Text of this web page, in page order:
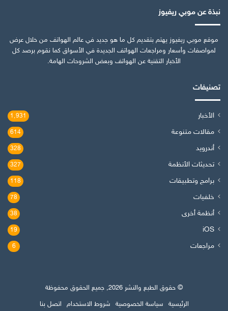
نبذة عن موبي ريفيوز
موقع موبي ريفيوز يهتم بتقديم كل ما هو جديد في عالم الهواتف من خلال عرض
لمواصفات وأسعار ومراجعات الهواتف الجديدة في الأسواق كما نقوم برصد كل
الأخبار التقنية عن الهواتف وبعض الشروحات الهامة.
تصنيفات
الأخبار 1٬931
مقالات متنوعة 614
أندرويد 328
تحديثات الأنظمة 327
برامج وتطبيقات 118
خلفيات 78
أنظمة أخرى 38
iOS
19
مراجعات 6
© حقوق الطبع والنشر 2026, جميع الحقوق محفوظة
الرئيسية
سياسة الخصوصية شروط الاستخدام اتصل بنا